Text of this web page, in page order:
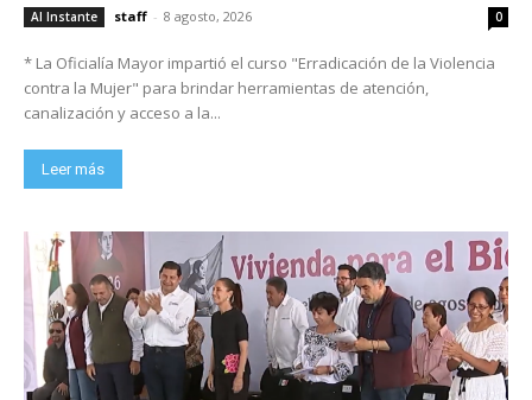
Al Instante staff - 8 agosto, 2026 0
* La Oficialía Mayor impartió el curso "Erradicación de la Violencia
contra la Mujer" para brindar herramientas de atención,
canalización y acceso a la...
Leer más